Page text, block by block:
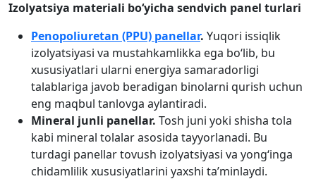
Izolyatsiya materiali bo‘yicha sendvich panel turlari
Penopoliuretan (PPU) panellar. Yuqori issiqlik
izolyatsiyasi va mustahkamlikka ega bo‘lib, bu
xususiyatlari ularni energiya samaradorligi
talablariga javob beradigan binolarni qurish uchun
eng maqbul tanlovga aylantiradi.
Mineral junli panellar. Tosh juni yoki shisha tola
kabi mineral tolalar asosida tayyorlanadi. Bu
turdagi panellar tovush izolyatsiyasi va yong‘inga
chidamlilik xususiyatlarini yaxshi ta’minlaydi.